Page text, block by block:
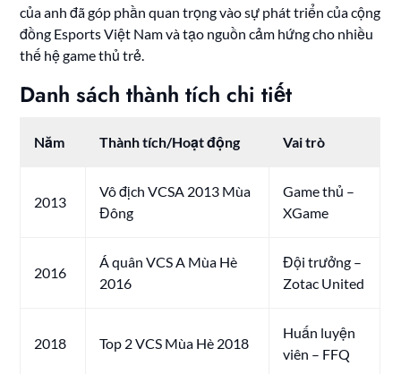
của anh đã góp phần quan trọng vào sự phát triển của cộng
đồng Esports Việt Nam và tạo nguồn cảm hứng cho nhiều
thế hệ game thủ trẻ.
Danh sách thành tích chi tiết
Năm Thành tích/Hoạt động Vai trò
2013
Vô địch VCSA 2013 Mùa
Đông
Game thủ –
XGame
2016
Á quân VCS A Mùa Hè
2016
Đội trưởng –
Zotac United
2018 Top 2 VCS Mùa Hè 2018
Huấn luyện
viên – FFQ